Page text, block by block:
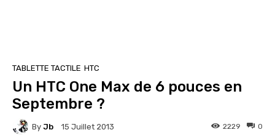
TABLETTE TACTILE HTC
Un HTC One Max de 6 pouces en
Septembre ?
By Jb 15 Juillet 2013 0
2229